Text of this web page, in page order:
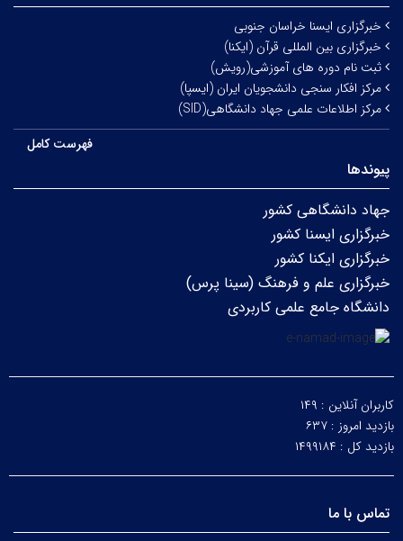
خبرگزاری ایسنا خراسان جنوبی
خبرگزاری بین المللی قرآن (ایکنا)
ثبت نام دوره های آموزشی(رویش)
مرکز افکار سنجی دانشجویان ایران (ایسپا)
مرکز اطلاعات علمی جهاد دانشگاهی(SID)
فهرست کامل
پیوندها
جهاد دانشگاهی کشور
خبرگزاری ایسنا کشور
خبرگزاری ایکنا کشور
خبرگزاری علم و فرهنگ (سینا پرس)
دانشگاه جامع علمی کاربردی
کاربران آنلاین : ۱۴۹
بازدید امروز : ۶۳۷
بازدید کل : ۱۴۹۹۱۸۴
تماس با ما